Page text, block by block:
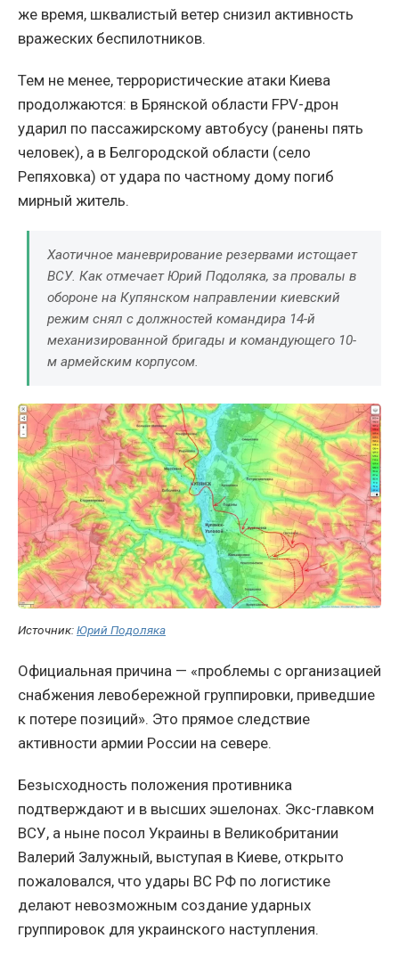
же время, шквалистый ветер снизил активность
вражеских беспилотников.
Тем не менее, террористические атаки Киева
продолжаются: в Брянской области FPV-дрон
ударил по пассажирскому автобусу (ранены пять
человек), а в Белгородской области (село
Репяховка) от удара по частному дому погиб
мирный житель.
Хаотичное маневрирование резервами истощает
ВСУ. Как отмечает Юрий Подоляка, за провалы в
обороне на Купянском направлении киевский
режим снял с должностей командира 14-й
механизированной бригады и командующего 10-
м армейским корпусом.
Источник:Юрий Подоляка
Официальная причина — «проблемы с организацией
снабжения левобережной группировки, приведшие
к потере позиций». Это прямое следствие
активности армии России на севере.
Безысходность положения противника
подтверждают и в высших эшелонах. Экс-главком
ВСУ, а ныне посол Украины в Великобритании
Валерий Залужный, выступая в Киеве, открыто
пожаловался, что удары ВС РФ по логистике
делают невозможным создание ударных
группировок для украинского наступления.